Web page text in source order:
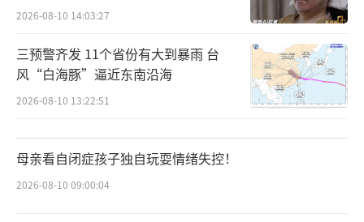
2026-08-10 14:03:27
三预警齐发 11个省份有大到暴雨 台
风“白海豚”逼近东南沿海
2026-08-10 13:22:51
母亲看自闭症孩子独自玩耍情绪失控！
2026-08-10 09:00:04